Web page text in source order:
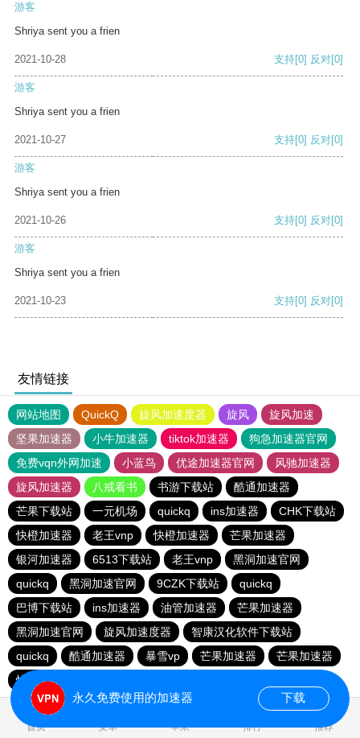
游客
Shriya sent you a frien
2021-10-28 支持[0] 反对[0]
游客
Shriya sent you a frien
2021-10-27 支持[0] 反对[0]
游客
Shriya sent you a frien
2021-10-26 支持[0] 反对[0]
游客
Shriya sent you a frien
2021-10-23 支持[0] 反对[0]
友情链接
网站地图 QuickQ 旋风加速度器 旋风
旋风加速
坚果加速器
小牛加速器 tiktok加速器
狗急加速器官网
免费vqn外网加速
小蓝鸟 优途加速器官网
风驰加速器
旋风加速器
八戒看书 书游下载站
酷通加速器
芒果下载站
一元机场 quickq ins加速器
CHK下载站
快橙加速器
老王vnp 快橙加速器
芒果加速器
银河加速器
6513下载站 老王vnp
黑洞加速官网
quickq
黑洞加速官网 9CZK下载站
quickq
巴博下载站
ins加速器 油管加速器
芒果加速器
黑洞加速官网
旋风加速度器
智康汉化软件下载站
quickq
酷通加速器 暴雪vp 芒果加速器
芒果加速器
快橙加速器
首页 安卓 苹果 排行 推荐
永久免费使用的加速器 下载
0.388482s